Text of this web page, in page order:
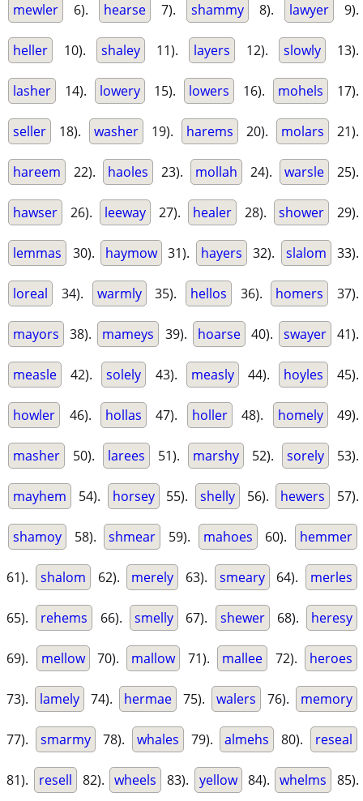
mewler 6). hearse 7). shammy 8). lawyer 9).
heller 10). shaley 11). layers 12). slowly 13).
lasher 14). lowery 15). lowers 16). mohels 17).
seller 18). washer 19). harems 20). molars 21).
hareem 22). haoles 23). mollah 24). warsle 25).
hawser 26). leeway 27). healer 28). shower 29).
lemmas 30). haymow 31). hayers 32). slalom 33).
loreal 34). warmly 35). hellos 36). homers 37).
mayors 38). mameys 39). hoarse 40). swayer 41).
measle 42). solely 43). measly 44). hoyles 45).
howler 46). hollas 47). holler 48). homely 49).
masher 50). larees 51). marshy 52). sorely 53).
mayhem 54). horsey 55). shelly 56). hewers 57).
shamoy 58). shmear 59). mahoes 60). hemmer
61). shalom 62). merely 63). smeary 64). merles
65). rehems 66). smelly 67). shewer 68). heresy
69). mellow 70). mallow 71). mallee 72). heroes
73). lamely 74). hermae 75). walers 76). memory
77). smarmy 78). whales 79). almehs 80). reseal
81). resell 82). wheels 83). yellow 84). whelms 85).